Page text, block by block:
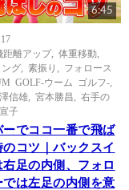
6:45
距離アップ, 体重移動
ング
素振り
フォロース
GOLF-ウーム ゴルフ-
信雄 宮本勝昌
右手の
子
ーでココ一番で飛ば
のコツ｜バックスイ
足の内側、フォロ
では左足の内側を意